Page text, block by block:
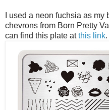
I used a neon fuchsia as
chevrons from Born Pretty
can find this plate atthis link.